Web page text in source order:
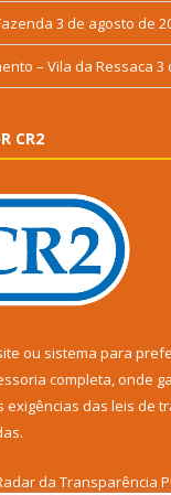
3 de agosto de
– Vila da Ressaca 3
CR2
ou sistema para
completa, onde
exigências das leis de
da Transparência